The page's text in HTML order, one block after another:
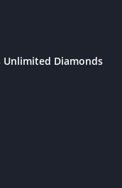
Unlimited Diamonds